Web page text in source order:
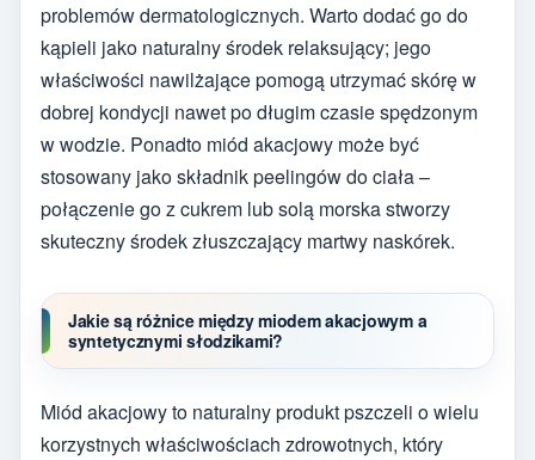
problemów dermatologicznych. Warto dodać go do
kąpieli jako naturalny środek relaksujący; jego
właściwości nawilżające pomogą utrzymać skórę w
dobrej kondycji nawet po długim czasie spędzonym
w wodzie. Ponadto miód akacjowy może być
stosowany jako składnik peelingów do ciała –
połączenie go z cukrem lub solą morska stworzy
skuteczny środek złuszczający martwy naskórek.
Jakie są różnice między miodem akacjowym a
syntetycznymi słodzikami?
Miód akacjowy to naturalny produkt pszczeli o wielu
korzystnych właściwościach zdrowotnych, który